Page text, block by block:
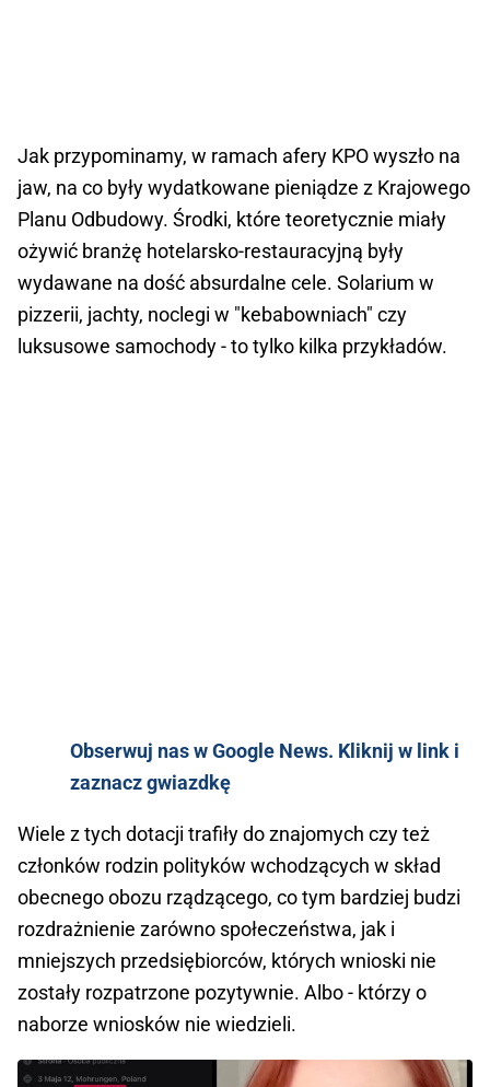
Jak przypominamy, w ramach afery KPO wyszło na
jaw, na co były wydatkowane pieniądze z Krajowego
Planu Odbudowy. Środki, które teoretycznie miały
ożywić branżę hotelarsko-restauracyjną były
wydawane na dość absurdalne cele. Solarium w
pizzerii, jachty, noclegi w "kebabowniach" czy
luksusowe samochody - to tylko kilka przykładów.
Obserwuj nas w Google News. Kliknij w link i
zaznacz gwiazdkę
Wiele z tych dotacji trafiły do znajomych czy też
członków rodzin polityków wchodzących w skład
obecnego obozu rządzącego, co tym bardziej budzi
rozdrażnienie zarówno społeczeństwa, jak i
mniejszych przedsiębiorców, których wnioski nie
zostały rozpatrzone pozytywnie. Albo - którzy o
naborze wniosków nie wiedzieli.